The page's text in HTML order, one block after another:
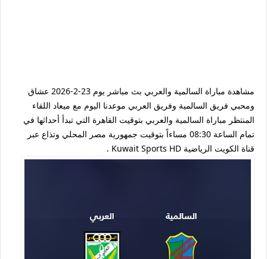
مشاهدة مباراة السالمية والعربي بث مباشر يوم 23-2-2026 عشاق
ومحبي فريق السالمية وفريق العربي موعدنا اليوم مع ميعاد اللقاء
المنتظر مباراة السالمية والعربي بتوقيت القاهرة التي تبدأ أحداثها في
تمام الساعة 08:30 مساءاً بتوقيت جمهورية مصر المحلي وتذاع عبر
قناة الكويت الرياضية Kuwait Sports HD .